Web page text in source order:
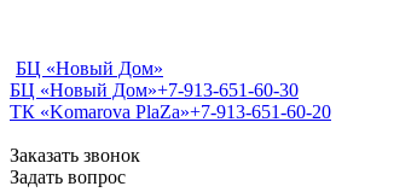
БЦ «Новый Дом»
БЦ «Новый Дом»+7-913-651-60-30
ТК «Komarova PlaZa»+7-913-651-60-20
Заказать звонок
Задать вопрос